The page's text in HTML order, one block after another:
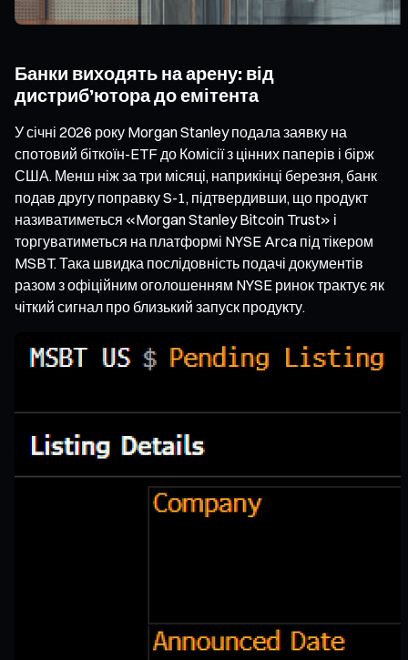
Банки виходять на арену: від
дистриб’ютора до емітента
У січні 2026 року Morgan Stanley подала заявку на
спотовий біткоїн-ETF до Комісії з цінних паперів і бірж
США. Менш ніж за три місяці, наприкінці березня, банк
подав другу поправку S-1, підтвердивши, що продукт
називатиметься «Morgan Stanley Bitcoin Trust» і
торгуватиметься на платформі NYSE Arca під тікером
MSBT. Така швидка послідовність подачі документів
разом з офіційним оголошенням NYSE ринок трактує як
чіткий сигнал про близький запуск продукту.